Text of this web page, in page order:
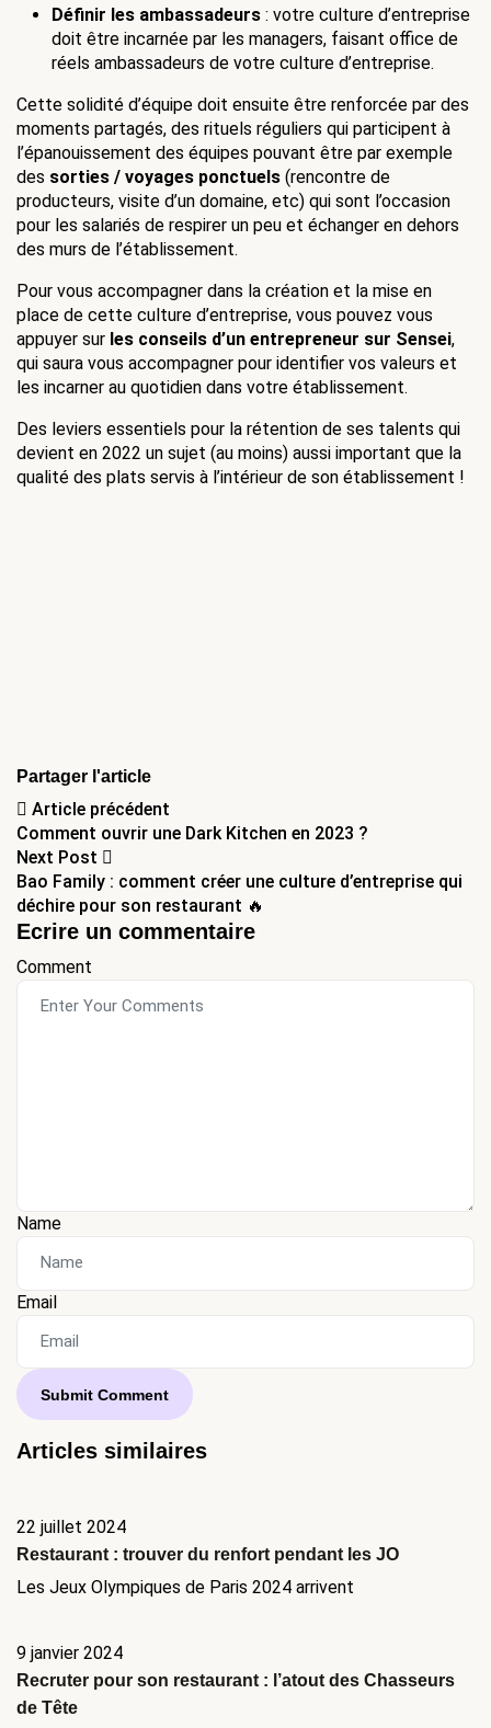
Définir les ambassadeurs : votre culture d’entreprise
doit être incarnée par les managers, faisant office de
réels ambassadeurs de votre culture d’entreprise.
Cette solidité d’équipe doit ensuite être renforcée par des
moments partagés, des rituels réguliers qui participent à
l’épanouissement des équipes pouvant être par exemple
des sorties / voyages ponctuels (rencontre de
producteurs, visite d’un domaine, etc) qui sont l’occasion
pour les salariés de respirer un peu et échanger en dehors
des murs de l’établissement.
Pour vous accompagner dans la création et la mise en
place de cette culture d’entreprise, vous pouvez vous
appuyer sur les conseils d’un entrepreneur sur Sensei,
qui saura vous accompagner pour identifier vos valeurs et
les incarner au quotidien dans votre établissement.
Des leviers essentiels pour la rétention de ses talents qui
devient en 2022 un sujet (au moins) aussi important que la
qualité des plats servis à l’intérieur de son établissement !
Partager l'article
Navigation
de
l’article
Article précédent
Comment ouvrir une Dark Kitchen en 2023 ?
Next Post
Bao Family : comment créer une culture d’entreprise qui
déchire pour son restaurant 🔥
Ecrire un commentaire
Comment
Name
Email
Articles similaires
22 juillet 2024
Restaurant : trouver du renfort pendant les JO
Les Jeux Olympiques de Paris 2024 arrivent
9 janvier 2024
Recruter pour son restaurant : l’atout des Chasseurs
de Tête